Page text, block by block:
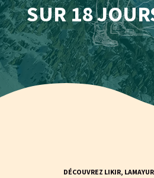
SUR 18
DÉCOUVREZ LIKIR,